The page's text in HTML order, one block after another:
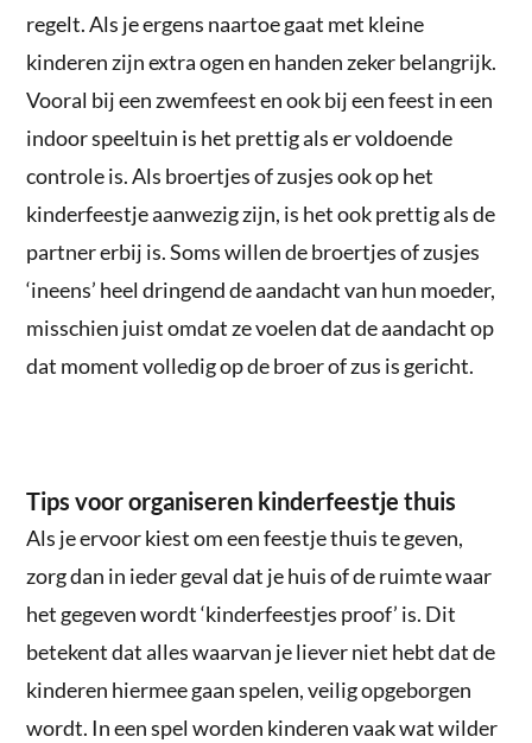
regelt. Als je ergens naartoe gaat met kleine
kinderen zijn extra ogen en handen zeker belangrijk.
Vooral bij een zwemfeest en ook bij een feest in een
indoor speeltuin is het prettig als er voldoende
controle is. Als broertjes of zusjes ook op het
kinderfeestje aanwezig zijn, is het ook prettig als de
partner erbij is. Soms willen de broertjes of zusjes
‘ineens’ heel dringend de aandacht van hun moeder,
misschien juist omdat ze voelen dat de aandacht op
dat moment volledig op de broer of zus is gericht.
Tips voor organiseren kinderfeestje thuis
Als je ervoor kiest om een feestje thuis te geven,
zorg dan in ieder geval dat je huis of de ruimte waar
het gegeven wordt ‘kinderfeestjes proof’ is. Dit
betekent dat alles waarvan je liever niet hebt dat de
kinderen hiermee gaan spelen, veilig opgeborgen
wordt. In een spel worden kinderen vaak wat wilder